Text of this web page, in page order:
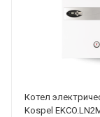
Котел
Kospel